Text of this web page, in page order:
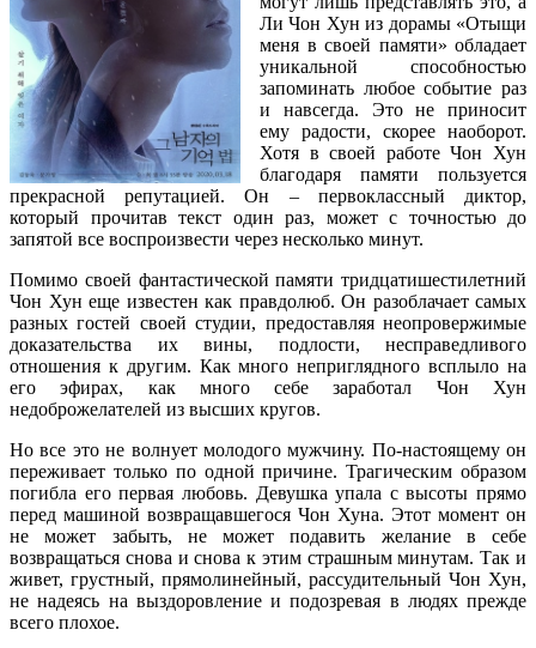
Ли Чон Хун из дорамы «Отыщи
меня в своей памяти» обладает
уникальной способностью
запоминать любое событие раз
и навсегда. Это не приносит
ему радости, скорее наоборот.
Хотя в своей работе Чон Хун
благодаря памяти пользуется
прекрасной репутацией. Он – первоклассный диктор,
который прочитав текст один раз, может с точностью до
запятой все воспроизвести через несколько минут.
Помимо своей фантастической памяти тридцатишестилетний
Чон Хун еще известен как правдолюб. Он разоблачает самых
разных гостей своей студии, предоставляя неопровержимые
доказательства их вины, подлости, несправедливого
отношения к другим. Как много неприглядного всплыло на
его эфирах, как много себе заработал Чон Хун
недоброжелателей из высших кругов.
Но все это не волнует молодого мужчину. По-настоящему он
переживает только по одной причине. Трагическим образом
погибла его первая любовь. Девушка упала с высоты прямо
перед машиной возвращавшегося Чон Хуна. Этот момент он
не может забыть, не может подавить желание в себе
возвращаться снова и снова к этим страшным минутам. Так и
живет, грустный, прямолинейный, рассудительный Чон Хун,
не надеясь на выздоровление и подозревая в людях прежде
всего плохое.